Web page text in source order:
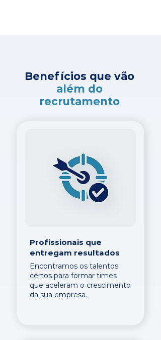
Benefícios que vão
além do
recrutamento
Profissionais que
entregam resultados
Encontramos os talentos
certos para formar times
que aceleram o crescimento
da sua empresa.